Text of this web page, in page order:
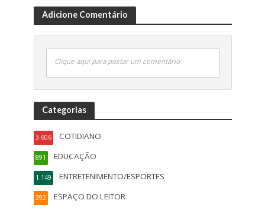
Adicione Comentário
Clique aqui para postar um comentário
Categorias
COTIDIANO
3.606
EDUCAÇÃO
891
ENTRETENIMENTO/ESPORTES
1.149
ESPAÇO DO LEITOR
392